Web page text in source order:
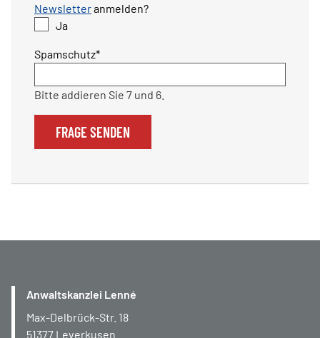
Newsletteranmelden?
Ja
Pflichtfeld
Spamschutz*
Bitte addieren Sie 7 und 6.
FRAGE SENDEN
Anwaltskanzlei Lenné
Max-Delbrück-Str. 18
51377 Leverkusen